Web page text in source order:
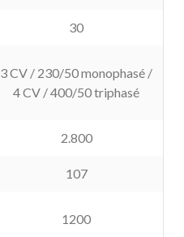
30
3 CV / 230/50 monophasé /
4 CV / 400/50 triphasé
2.800
107
1200